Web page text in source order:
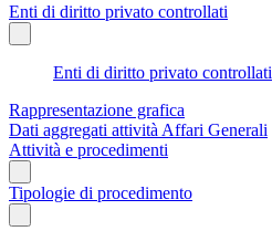
Enti di diritto privato controllati
Enti di diritto privato controllati
Rappresentazione grafica
Dati aggregati attività Affari Generali
Attività e procedimenti
Tipologie di procedimento